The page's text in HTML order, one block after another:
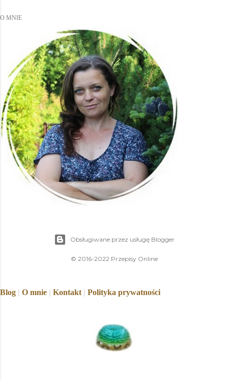
O MNIE
Obsługiwane przez usługę Blogger
© 2016-2022 Przepisy Online
Blog | O mnie | Kontakt | Polityka prywatności